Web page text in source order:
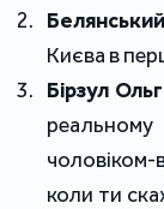
Києва в
Бірзул
коли ти